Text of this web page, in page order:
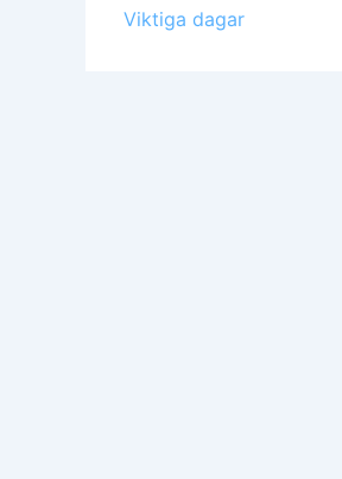
Viktiga dagar